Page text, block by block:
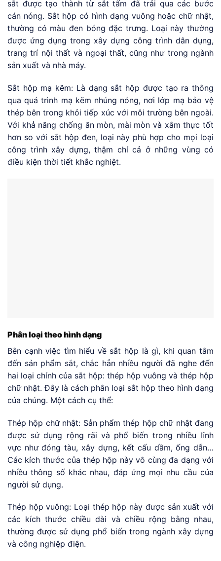
sắt được tạo thành từ sắt tấm đã trải qua các bước
cán nóng. Sắt hộp có hình dạng vuông hoặc chữ nhật,
thường có màu đen bóng đặc trưng. Loại này thường
được ứng dụng trong xây dựng công trình dân dụng,
trang trí nội thất và ngoại thất, cũng như trong ngành
sản xuất và nhà máy.
Sắt hộp mạ kẽm: Là dạng sắt hộp được tạo ra thông
qua quá trình mạ kẽm nhúng nóng, nơi lớp mạ bảo vệ
thép bên trong khỏi tiếp xúc với môi trường bên ngoài.
Với khả năng chống ăn mòn, mài mòn và xâm thực tốt
hơn so với sắt hộp đen, loại này phù hợp cho mọi loại
công trình xây dựng, thậm chí cả ở những vùng có
điều kiện thời tiết khắc nghiệt.
Phân loại theo hình dạng
Bên cạnh việc tìm hiểu về sắt hộp là gì, khi quan tâm
đến sản phẩm sắt, chắc hẳn nhiều người đã nghe đến
hai loại chính của sắt hộp: thép hộp vuông và thép hộp
chữ nhật. Đây là cách phân loại sắt hộp theo hình dạng
của chúng. Một cách cụ thể:
Thép hộp chữ nhật: Sản phẩm thép hộp chữ nhật đang
được sử dụng rộng rãi và phổ biến trong nhiều lĩnh
vực như đóng tàu, xây dựng, kết cấu dầm, ống dẫn…
Các kích thước của thép hộp này vô cùng đa dạng với
nhiều thông số khác nhau, đáp ứng mọi nhu cầu của
người sử dụng.
Thép hộp vuông: Loại thép hộp này được sản xuất với
các kích thước chiều dài và chiều rộng bằng nhau,
thường được sử dụng phổ biến trong ngành xây dựng
và công nghiệp điện.